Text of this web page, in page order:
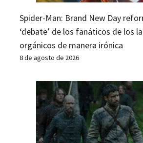
Spider-Man: Brand New Day
‘debate’ de los fanáticos de los
orgánicos de manera irónica
8 de agosto de 2026